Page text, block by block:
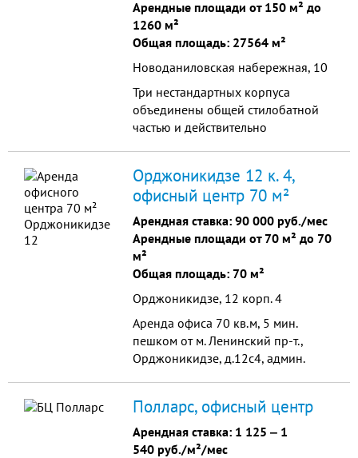
Арендные площади от 150 м² до
1260 м²
Общая площадь: 27564 м²
Новоданиловская набережная, 10
Три нестандартных корпуса
объединены общей стилобатной
частью и действительно
кирпича, эффектно смотрятся на
фоне индустриального пейзажа
этой местности.
Орджоникидзе 12 к. 4,
офисный центр 70 м²
Арендная ставка: 90 000 руб./мес
Арендные площади от 70 м² до 70
м²
Общая площадь: 70 м²
Орджоникидзе, 12 корп. 4
Аренда офиса 70 кв.м, 5 мин.
пешком от м. Ленинский пр-т.,
Орджоникидзе, д.12с4, админ.
въезду, УСНО, 25 налоговая,
субаренда, собственник, 90000
руб/мес, КУ - 4000р
Полларс, офисный центр
Арендная ставка: 1 125 ‒ 1
540 руб./м²/мес